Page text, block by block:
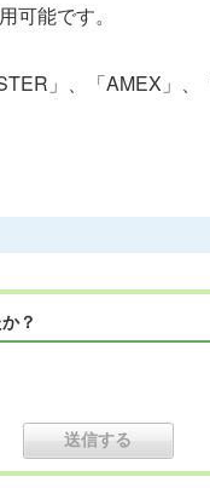
可能です。
」、「AMEX」
？